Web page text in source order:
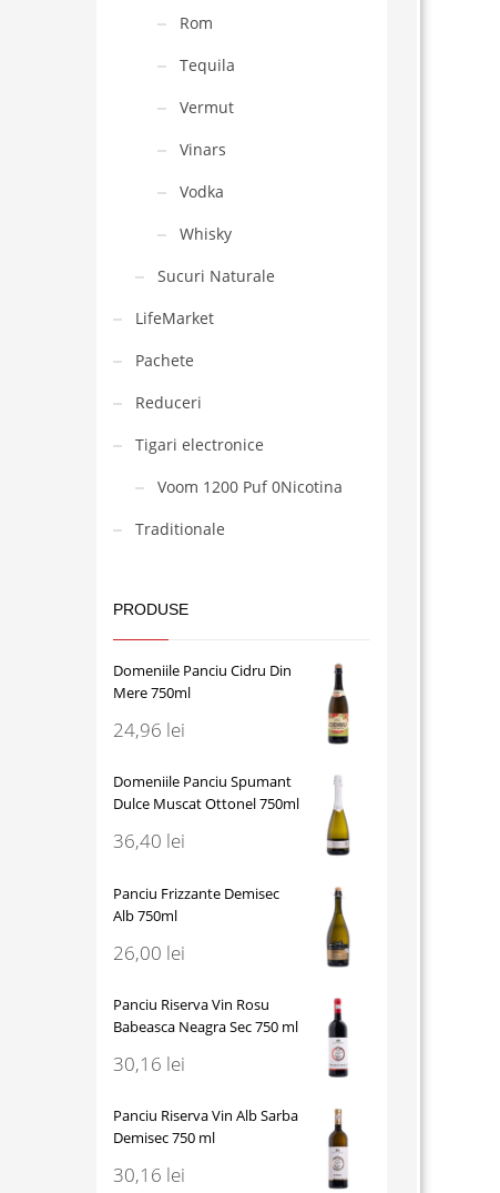
Rom
Tequila
Vermut
Vinars
Vodka
Whisky
Sucuri Naturale
LifeMarket
Pachete
Reduceri
Tigari electronice
Voom 1200 Puf 0Nicotina
Traditionale
PRODUSE
Domeniile Panciu Cidru Din
Mere 750ml
24,96 lei
Domeniile Panciu Spumant
Dulce Muscat Ottonel 750ml
36,40 lei
Panciu Frizzante Demisec
Alb 750ml
26,00 lei
Panciu Riserva Vin Rosu
Babeasca Neagra Sec 750 ml
30,16 lei
Panciu Riserva Vin Alb Sarba
Demisec 750 ml
30,16 lei